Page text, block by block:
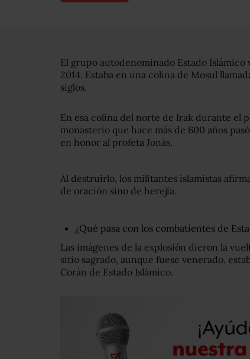
El grupo autodenominado Estado
2014. Estaba en una colina de Mosul
siglos.
En esa colina del norte de Irak durante el
monasterio que hace más de 600 años
en honor al profeta Jonás.
Al destruirlo, los militantes islamistas
de oración sino de herejía.
¿Qué pasa con los combatientes de
Las imágenes de la explosión dieron la
sitio sagrado, aunque fuese venerado,
Corán de Estado Islámico.